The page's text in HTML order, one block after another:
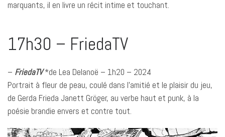
marquants, il en livre un récit intime et touchant.
17h30 – FriedaTV
– FriedaTV*de Lea Delanoë – 1h20 – 2024
Portrait à fleur de peau, coulé dans l’amitié et le plaisir du jeu,
de Gerda Frieda Janett Gröger, au verbe haut et punk, à la
poésie brandie envers et contre tout.